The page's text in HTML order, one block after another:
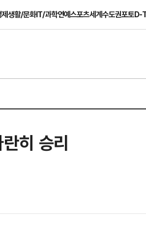
생활/문화IT/과학연예스포츠세계수도권포토D-
히 승리